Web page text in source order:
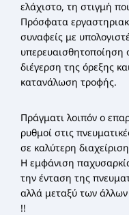
ελάχιστο, τη στιγμή
Πρόσφατα
συναφείς με
υπερευαισθητοποίηση
διέγερση της όρεξης
κατανάλωση τροφής.
Πράγματι λοιπόν ο
ρυθμοί στις
σε καλύτερη
Η εμφάνιση
την ένταση της
αλλά μεταξύ των
!!